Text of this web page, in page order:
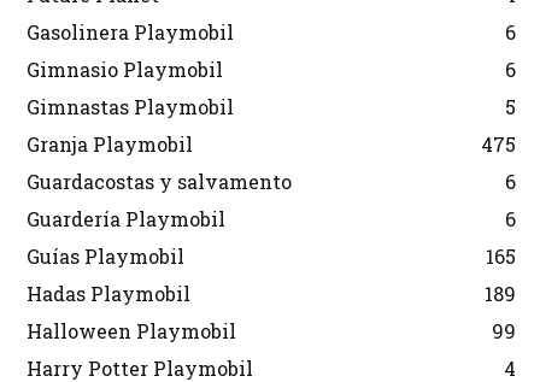
Gasolinera Playmobil
6
Gimnasio Playmobil
6
Gimnastas Playmobil
5
Granja Playmobil
475
Guardacostas y salvamento
6
Guardería Playmobil
6
Guías Playmobil
165
Hadas Playmobil
189
Halloween Playmobil
99
Harry Potter Playmobil
4